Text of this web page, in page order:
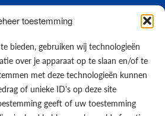
toestemming
bieden, gebruiken wij technologieën
over je apparaat op te slaan en/of te
met deze technologieën kunnen
of unieke ID's op deze site
geeft of uw toestemming